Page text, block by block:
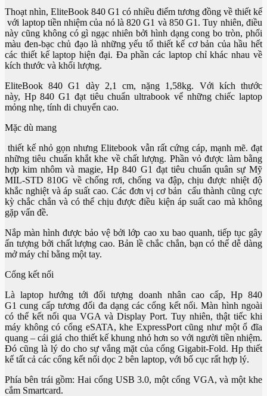
Thoạt nhìn, EliteBook 840 G1 có nhiều điểm tương đồng về thiết kế
với laptop tiền nhiệm của nó là 820 G1 và 850 G1. Tuy nhiên, điều
này cũng không có gì ngạc nhiên bởi hình dạng cong bo tròn, phối
màu đen-bạc chủ đạo là những yếu tố thiết kế cơ bản của hầu hết
các thiết kế laptop hiện đại. Đa phần các laptop chỉ khác nhau về
kích thước và khối lượng.
EliteBook 840 G1 dày 2,1 cm, nặng 1,58kg. Với kích thước
này, Hp 840 G1 đạt tiêu chuẩn ultrabook vể những chiếc laptop
mỏng nhẹ, tính di chuyển cao.
Mặc dù mang
thiết kế nhỏ gọn nhưng Elitebook vẫn rất cứng cáp, mạnh mẽ. đạt
những tiêu chuẩn khắt khe về chất lượng. Phần vỏ được làm bằng
hợp kim nhôm và magie, Hp 840 G1 đạt tiêu chuẩn quân sự Mỹ
MIL-STD 810G về chống rơi, chống va đập, chịu được nhiệt độ
khắc nghiệt và áp suất cao. Các đơn vị cơ bản cấu thành cũng cực
kỳ chắc chắn và có thể chịu được điều kiện áp suất cao mà không
gặp vấn đề.
Nắp màn hình được bảo vệ bởi lớp cao xu bao quanh, tiếp tục gây
ấn tượng bởi chất lượng cao. Bản lề chắc chắn, bạn có thể dễ dàng
mở máy chỉ bằng một tay.
Cổng kết nối
Là laptop hướng tới đối tượng doanh nhân cao cấp, Hp 840
G1 cung cấp tương đối đa dạng các cổng kết nối. Màn hình ngoài
có thể kết nối qua VGA và Display Port. Tuy nhiên, thật tiếc khi
máy không có cổng eSATA, khe ExpressPort cũng như một ổ đĩa
quang – cái giá cho thiết kế khung nhỏ hơn so với người tiền nhiệm.
Đó cũng là lý do cho sự vắng mặt của cổng Gigabit-Fold. Hp thiết
kế tất cả các cổng kết nối dọc 2 bên laptop, với bố cục rất hợp lý.
Phía bên trái gồm: Hai cổng USB 3.0, một cổng VGA, và một khe
cắm Smartcard.